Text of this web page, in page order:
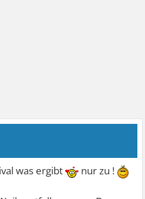
was ergibt nur zu !